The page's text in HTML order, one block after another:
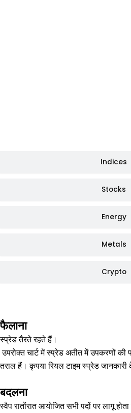
Indices
Stocks
Energy
Metals
Crypto
फैलाना
स्प्रेड तैरते रहते हैं।
उपरोक्त चार्ट में स्प्रेड अतीत में उपकरणों
तराल हैं। कृपया रियल टाइम स्प्रेड जानकारी
बदलना
स्वैप रातोंरात आयोजित सभी पदों पर लागू